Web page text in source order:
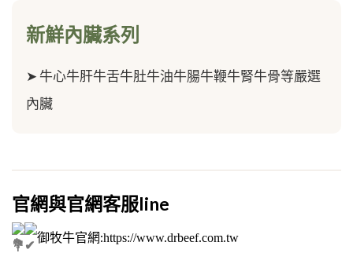
新鮮內臟系列
➤ 牛心牛肝牛舌牛肚牛油牛腸牛鞭牛腎牛骨等嚴選
內臟
官網與官網客服line
御牧牛官網:https://www.drbeef.com.tw